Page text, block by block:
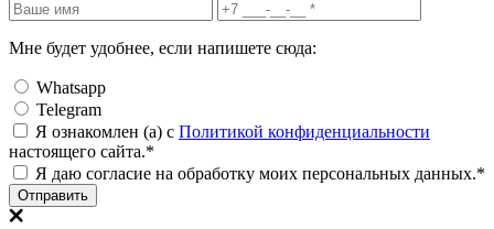
Мне будет удобнее, если напишете сюда:
Whatsapp
Telegram
Я ознакомлен (а) с Политикой конфиденциальности
настоящего сайта.*
Я даю согласие на обработку моих персональных данных.*
Отправить